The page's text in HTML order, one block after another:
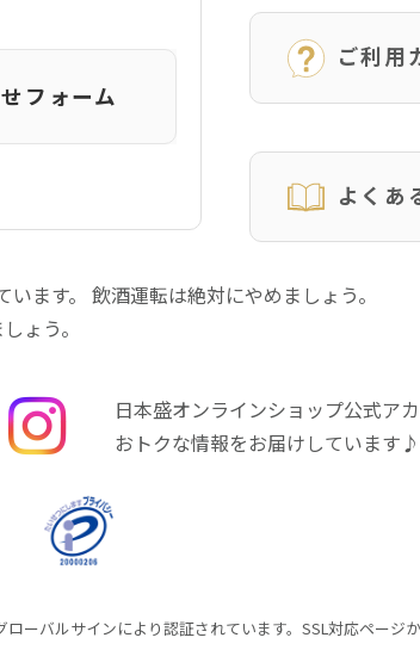
フォーム
ご利用
よくあ
ます。 飲酒運転は絶対にやめましょう。
ょう。
日本盛オンラインショップ公式ア
おトクな情報をお届けしています♪
ローバルサインにより認証されています。SSL対応ページ